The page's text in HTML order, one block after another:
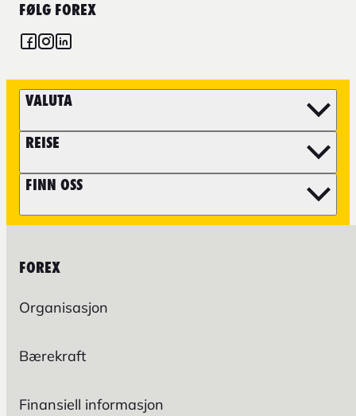
FØLG FOREX
VALUTA
REISE
FINN OSS
FOREX
Organisasjon
Bærekraft
Finansiell informasjon